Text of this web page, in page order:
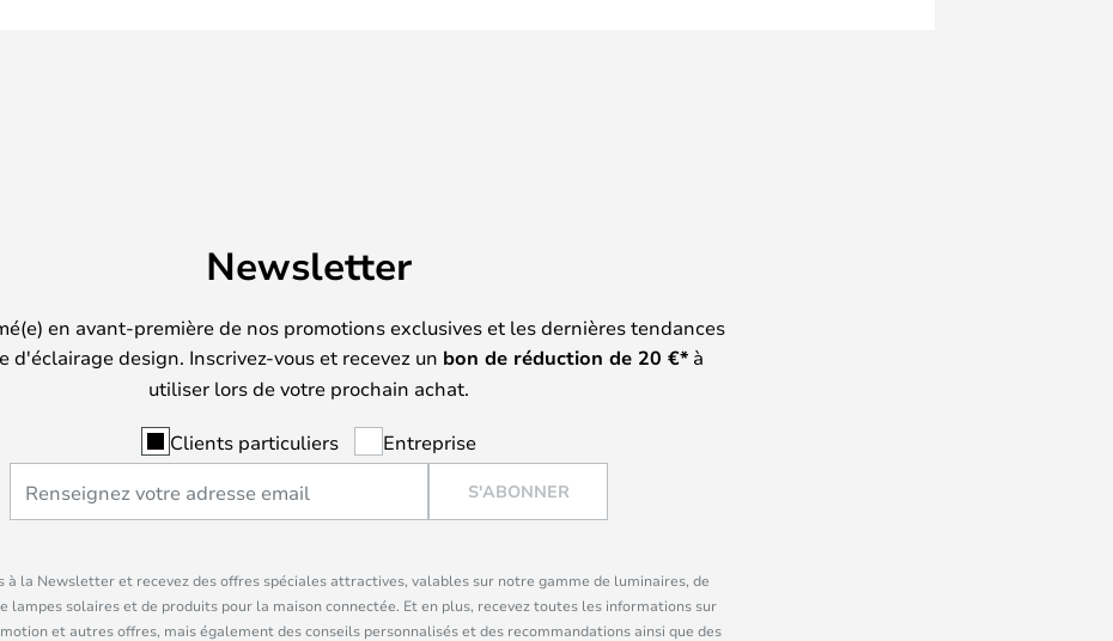
Newsletter
en avant-première de nos promotions exclusives et les dernières tendances
d'éclairage design. Inscrivez-vous et recevez un bon de réduction de 20 €* à
utiliser lors de votre prochain achat.
Clients particuliers Entreprise
S'ABONNER
à la Newsletter et recevez des offres spéciales attractives, valables sur notre gamme de luminaires, de
lampes solaires et de produits pour la maison connectée. Et en plus, recevez toutes les informations sur
et autres offres, mais également des conseils personnalisés et des recommandations ainsi que des